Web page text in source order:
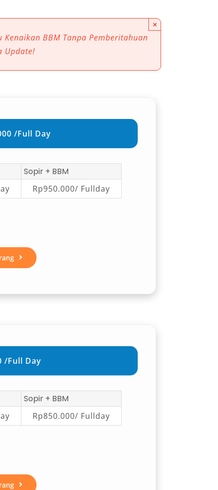
BBM Tanpa Pemberitahuan
Update!
×
/Full Day
Sopir + BBM
Rp950.000/ Fullday
/Full Day
Sopir + BBM
Rp850.000/ Fullday